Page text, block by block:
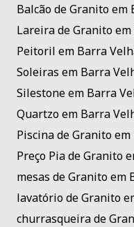
Balcão de Granito em
Lareira de Granito
Peitoril em Barra
Soleiras em Barra
Silestone em Barra
Quartzo em Barra
Piscina de Granito
Preço Pia de Granito
mesas de Granito em
lavatório de Granito
churrasqueira de